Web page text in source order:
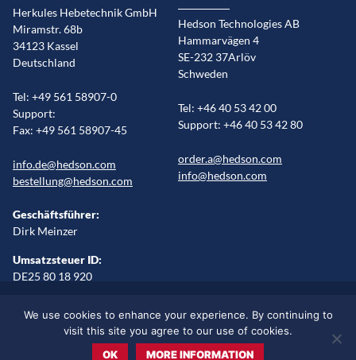
Herkules Hebetechnik GmbH
Miramstr. 68b
34123 Kassel
Deutschland
Tel: +49 561 58907-0
Support:
Fax: +49 561 58907-45
info.de@hedson.com
bestellung@hedson.com
Geschäftsführer:
Dirk Meinzer
Umsatzsteuer ID:
DE25 80 18 920
Hedson Technologies AB
Hammarvägen 4
SE-232 37Arlöv
Schweden
Tel: +46 40 53 42 00
Support: +46 40 53 42 80
order.a@hedson.com
info@hedson.com
Impressum Rechtliche Erklärung Cookies Sitemap
Sprache wählen/Regionen
We use cookies to enhance your experience. By continuing to
visit this site you agree to our use of cookies.
OK
MORE INFORMATION